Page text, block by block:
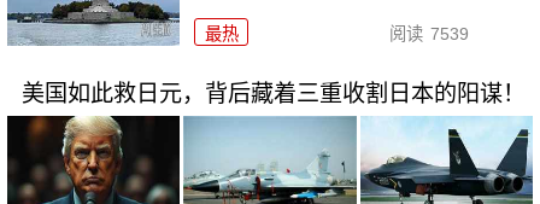
最热 阅读 7539
美国如此救日元，背后藏着三重收割日本的阳谋！